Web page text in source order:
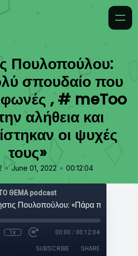
Πουλοπούλου:
σπουδαίο που
φωνές , # meToo
αλήθεια και
οι ψυχές
τους»
• June 01, 2022 • 00:12:04
ΘΕΜΑ podcast
1x 00:00 / 00:12:04
SUBSCRIBE SHARE